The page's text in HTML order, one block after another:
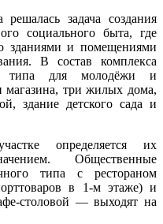
решалась задача создания
социального быта, где
зданиями и помещениями
В состав комплекса
типа для молодёжи и
магазина, три жилых дома,
здание детского сада и
определяется их
Общественные
типа с рестораном
в 1-м этаже) и
столовой — выходят на